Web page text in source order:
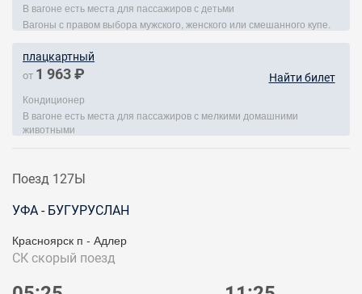
В вагоне есть места для пассажиров с детьми
Вагоны с правом выбора мужского, женского или смешанного купе.
плацкартный
от 1 963 ₽ Найти билет
Кондиционер
В вагоне есть места для пассажиров с мелкими домашними
животными
Поезд 127Ы
УФА - БУГУРУСЛАН
Красноярск п - Адлер
СК скорый поезд